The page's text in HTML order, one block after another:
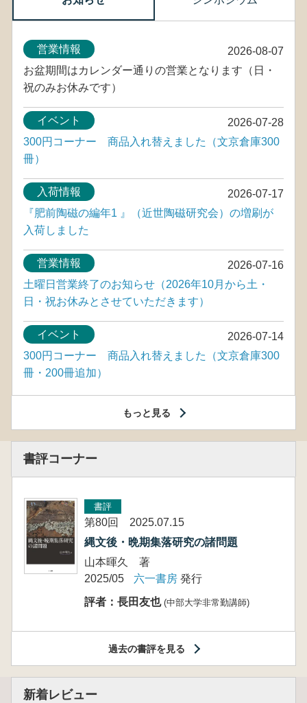
2026-08-07
営業情報
お盆期間はカレンダー通りの営業となります（日・
祝のみお休みです）
2026-07-28
イベント
300円コーナー 商品入れ替えました（文京倉庫300
冊）
2026-07-17
入荷情報
『肥前陶磁の編年1 』（近世陶磁研究会）の増刷が
入荷しました
2026-07-16
営業情報
土曜日営業終了のお知らせ（2026年10月から土・
日・祝お休みとさせていただきます）
2026-07-14
イベント
300円コーナー 商品入れ替えました（文京倉庫300
冊・200冊追加）
もっと見る
書評コーナー
書評
第80回 2025.07.15
縄文後・晩期集落研究の諸問題
山本暉久 著
2025/05
六一書房 発行
評者：長田友也 (中部大学非常勤講師)
過去の書評を見る
新着レビュー